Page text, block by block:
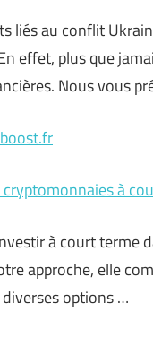
liés au conflit
effet, plus que
Nous vous
à
à court
approche, elle
options …